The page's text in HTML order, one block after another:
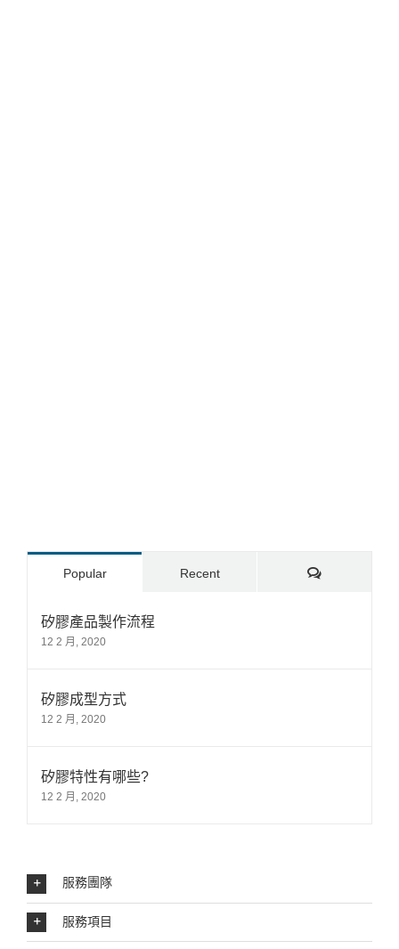
Popular Recent Comments
矽膠產品製作流程
12 2 月, 2020
矽膠成型方式
12 2 月, 2020
矽膠特性有哪些?
12 2 月, 2020
服務團隊
服務項目